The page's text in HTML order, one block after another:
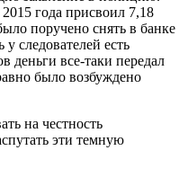
года присвоил 7,18
поручено снять в банке
следователей есть
деньги все-таки передал
было возбуждено
на честность
эти темную